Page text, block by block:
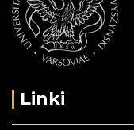
Linki